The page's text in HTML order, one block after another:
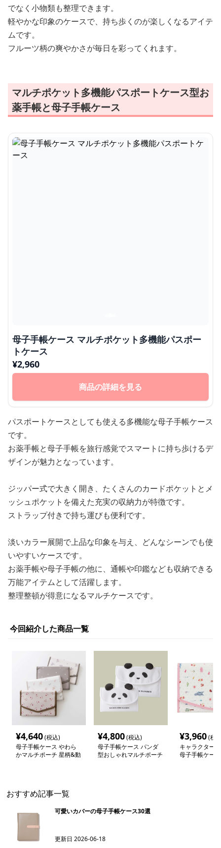
でなく小物類も整理できます。
軽やかな印象のケースで、持ち歩くのが楽しくなるアイテ
ムです。
フルーツ柄の爽やかさが毎日を彩ってくれます。
マルチポケット多機能パスポートケース型お
薬手帳と母子手帳ケース
母子手帳ケース マルチポケット多機能パスポー
トケース
¥2,960
商品の詳細を見る
パスポートケースとしても使える多機能な母子手帳ケース
です。
お薬手帳と母子手帳を旅行感覚でスマートに持ち歩けるデ
ザインが魅力となっています。
ジッパー式で大きく開き、たくさんのカードポケットとメ
ッシュポケットを備えた充実の収納力が特徴です。
ストラップ付きで持ち運びも便利です。
淡いカラー展開で上品な印象を与え、どんなシーンでも使
いやすいケースです。
お薬手帳や母子手帳の他に、通帳や印鑑なども収納できる
万能アイテムとして活躍します。
整理整頓が得意になるマルチケースです。
今回紹介した商品一覧
¥4,640(税込)
母子手帳ケース やわら
かマルチポーチ 星柄&動
¥4,800(税込)
母子手帳ケース パンダ
型おしゃれマルチポーチ
¥3,960(税
キャラクター
母子手帳ケース
おすすめ記事一覧
可愛いカバーの母子手帳ケース30選
更新日2026-06-18